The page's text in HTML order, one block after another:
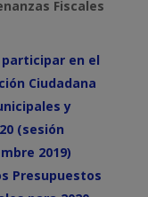
Fiscales
en el
Ciudadana
y
(sesión
2019)
Presupuestos